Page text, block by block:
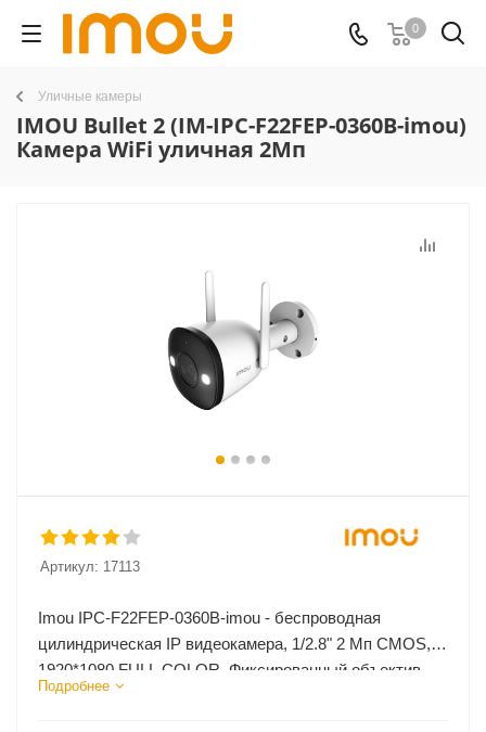
0
Уличные камеры
IMOU Bullet 2 (IM-IPC-F22FEP-0360B-imou)
Камера WiFi уличная 2Мп
Артикул: 17113
Imou IPC-F22FEP-0360B-imou - беспроводная
цилиндрическая IP видеокамера, 1/2.8" 2 Мп CMOS,
1920*1080 FULL COLOR. Фиксированный объектив.
Подробнее